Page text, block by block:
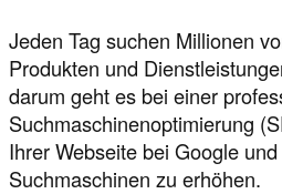
Jeden Tag suchen Millionen
Produkten und
darum geht es bei einer
Suchmaschinenoptimierung
Ihrer Webseite bei Google
Suchmaschinen zu erhöhen.